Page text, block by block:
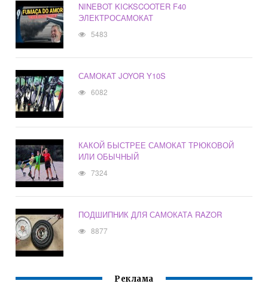
NINEBOT KICKSCOOTER F40
ЭЛЕКТРОСАМОКАТ
5483
САМОКАТ JOYOR Y10S
6082
КАКОЙ БЫСТРЕЕ САМОКАТ ТРЮКОВОЙ
ИЛИ ОБЫЧНЫЙ
7324
ПОДШИПНИК ДЛЯ САМОКАТА RAZOR
8877
Реклама